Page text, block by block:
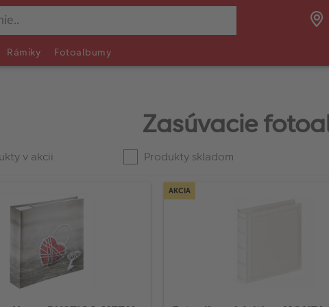
Rámiky Fotoalbumy
Zasúvacie
v akcii
Produkty skladom
AKCIA